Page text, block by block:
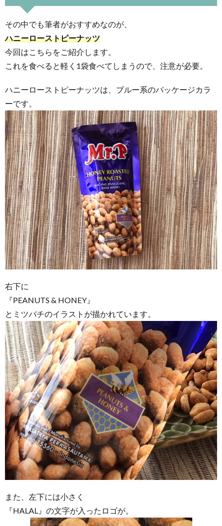
その中でも筆者がおすすめなのが、
ハニーローストピーナッツ
今回はこちらをご紹介します。
これを食べると軽く1袋食べてしまうので、注意が必要。
ハニーローストピーナッツは、ブルー系のパッケージカラ
ーです。
右下に
『PEANUTS & HONEY』
とミツバチのイラストが描かれています。
また、左下には小さく
『HALAL』の文字が入ったロゴが。